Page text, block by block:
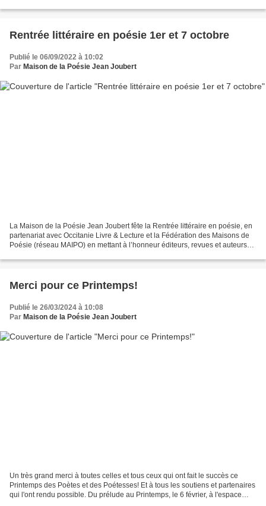
Rentrée littéraire en poésie 1er et 7 octobre
Publié le 06/09/2022 à 10:02
Par Maison de la Poésie Jean Joubert
La Maison de la Poésie Jean Joubert fête la Rentrée littéraire en poésie, en
partenariat avec Occitanie Livre & Lecture et la Fédération des Maisons de
Poésie (réseau MAIPO) en mettant à l’honneur éditeurs, revues et auteurs
Merci pour ce Printemps!
Publié le 26/03/2024 à 10:08
Par Maison de la Poésie Jean Joubert
Un très grand merci à toutes celles et tous ceux qui ont fait le succès ce
Printemps des Poètes et des Poétesses! Et à tous les soutiens et partenaires
qui l'ont rendu possible. Du prélude au Printemps, le 6 février, à l'espace